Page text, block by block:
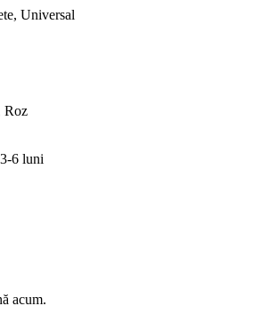
Universal
Roz
6 luni
acum.